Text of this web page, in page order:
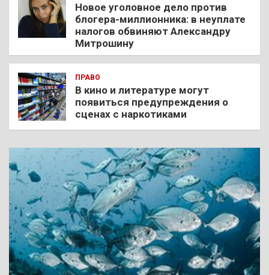
Новое уголовное дело против
блогера-миллионника: в неуплате
налогов обвиняют Александру
Митрошину
ПРАВО
В кино и литературе могут
появиться предупреждения о
сценах с наркотиками